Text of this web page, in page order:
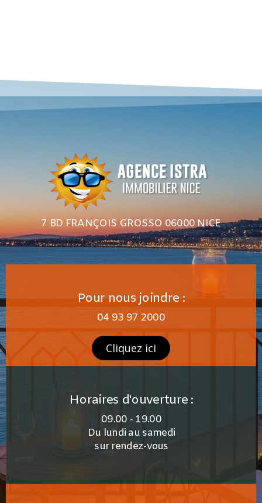
7 BD FRANÇOIS GROSSO 06000 NICE
Pour nous joindre :
04 93 97 2000
Cliquez ici
Horaires d'ouverture :
09.00 - 19.00
Du lundi au samedi
sur rendez-vous